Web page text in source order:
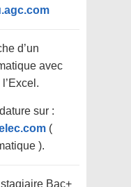
d’un
avec
sur :
(
).
Bac+